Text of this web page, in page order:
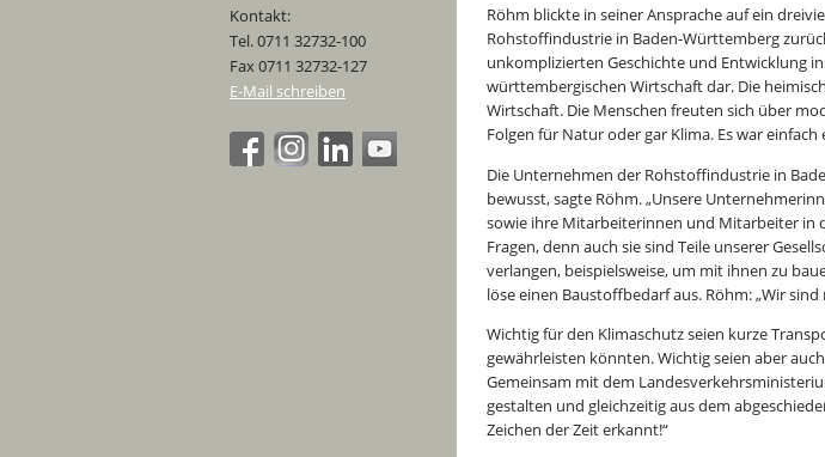
Kontakt:
Tel. 0711 32732-100
Fax 0711 32732-127
E-Mail schreiben
Röhm blickte in seiner Ansprache auf ein
Rohstoffindustrie in Baden-Württemberg
unkomplizierten Geschichte und Entwicklung
württembergischen Wirtschaft dar. Die
Wirtschaft. Die Menschen freuten sich über
Folgen für Natur oder gar Klima. Es war
Die Unternehmen der Rohstoffindustrie in
bewusst, sagte Röhm. „Unsere
sowie ihre Mitarbeiterinnen und Mitarbeiter in
Fragen, denn auch sie sind Teile unserer
verlangen, beispielsweise, um mit ihnen zu
löse einen Baustoffbedarf aus. Röhm: „Wir
Wichtig für den Klimaschutz seien kurze
gewährleisten könnten. Wichtig seien aber
Gemeinsam mit dem
gestalten und gleichzeitig aus dem
Zeichen der Zeit erkannt!“